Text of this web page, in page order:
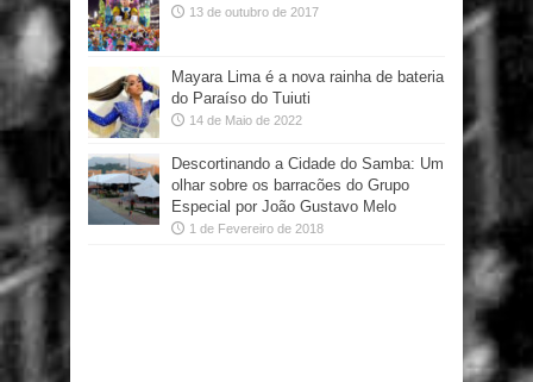
13 de outubro de 2017
Mayara Lima é a nova rainha de bateria
do Paraíso do Tuiuti
14 de Maio de 2022
Descortinando a Cidade do Samba: Um
olhar sobre os barracões do Grupo
Especial por João Gustavo Melo
1 de Fevereiro de 2018